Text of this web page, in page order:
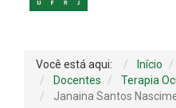
Você está aqui: Início
Docentes
Terapia
Janaina Santos